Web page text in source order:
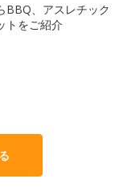
BBQ、アスレチック
トをご紹介